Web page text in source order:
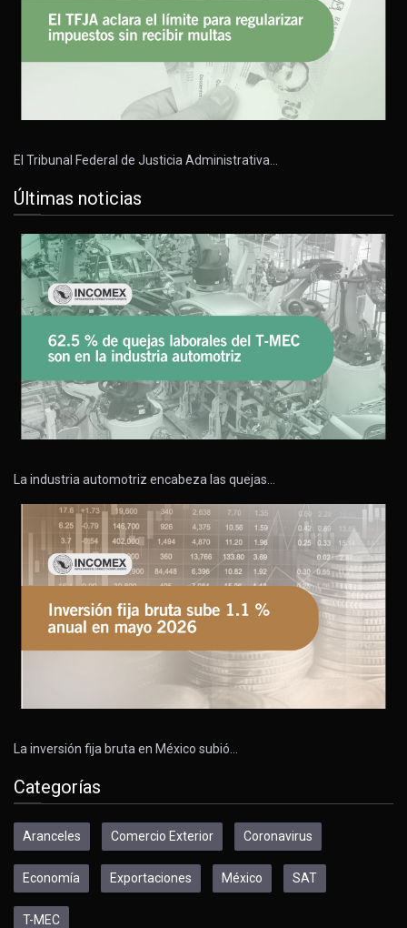
El Tribunal Federal de Justicia Administrativa…
Últimas noticias
La industria automotriz encabeza las quejas…
La inversión fija bruta en México subió…
Categorías
Aranceles Comercio Exterior Coronavirus
Economía Exportaciones México SAT
T-MEC